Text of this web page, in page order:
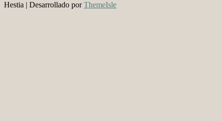
Hestia | Desarrollado porThemeIsle